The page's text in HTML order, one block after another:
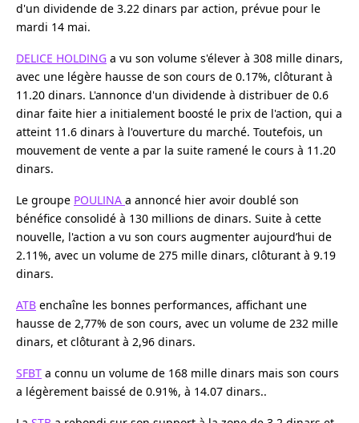
d'un dividende de 3.22 dinars par action, prévue pour le
mardi 14 mai.
DELICE HOLDING a vu son volume s'élever à 308 mille dinars,
avec une légère hausse de son cours de 0.17%, clôturant à
11.20 dinars. L'annonce d'un dividende à distribuer de 0.6
dinar faite hier a initialement boosté le prix de l'action, qui a
atteint 11.6 dinars à l'ouverture du marché. Toutefois, un
mouvement de vente a par la suite ramené le cours à 11.20
dinars.
Le groupe POULINA a annoncé hier avoir doublé son
bénéfice consolidé à 130 millions de dinars. Suite à cette
nouvelle, l'action a vu son cours augmenter aujourd’hui de
2.11%, avec un volume de 275 mille dinars, clôturant à 9.19
dinars.
ATB enchaîne les bonnes performances, affichant une
hausse de 2,77% de son cours, avec un volume de 232 mille
dinars, et clôturant à 2,96 dinars.
SFBT a connu un volume de 168 mille dinars mais son cours
a légèrement baissé de 0.91%, à 14.07 dinars..